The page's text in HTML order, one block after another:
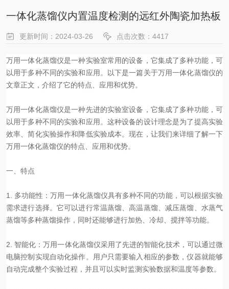
一体化蒸馏仪内置温度检测的远红外陶瓷加热板
更新时间：2024-03-26 点击次数：4417
万用一体化蒸馏仪是一种实验室常用的设备，它集成了多种功能，可
以用于多种不同的实验和应用。以下是一篇关于万用一体化蒸馏仪的
文章正文，介绍了它的特点、应用和优势。
万用一体化蒸馏仪是一种先进的实验室设备，它集成了多种功能，可
以用于多种不同的实验和应用。这种设备的设计理念是为了提高实验
效率、简化实验操作和降低实验成本。现在，让我们来详细了解一下
万用一体化蒸馏仪的特点、应用和优势。
一、特点
1. 多功能性：万用一体化蒸馏仪具有多种不同的功能，可以根据实验
需求进行选择。它可以进行常温蒸馏、高温蒸馏、减压蒸馏、水蒸气
蒸馏等多种蒸馏操作，同时还能够进行加热、冷却、搅拌等功能。
2. 智能化：万用一体化蒸馏仪采用了先进的智能化技术，可以通过微
电脑控制实现自动化操作。用户只需要输入相应的参数，仪器就能够
自动完成整个实验过程，并且可以实时监测实验数据和温度等参数。